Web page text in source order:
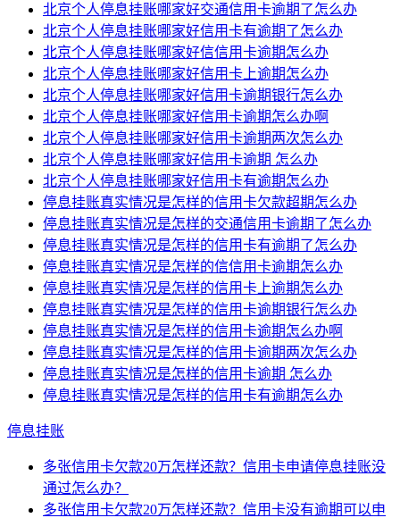
北京个人停息挂账哪家好交通信用卡逾期了怎么办
北京个人停息挂账哪家好信用卡有逾期了怎么办
北京个人停息挂账哪家好信信用卡逾期怎么办
北京个人停息挂账哪家好信用卡上逾期怎么办
北京个人停息挂账哪家好信用卡逾期银行怎么办
北京个人停息挂账哪家好信用卡逾期怎么办啊
北京个人停息挂账哪家好信用卡逾期两次怎么办
北京个人停息挂账哪家好信用卡逾期 怎么办
北京个人停息挂账哪家好信用卡有逾期怎么办
停息挂账真实情况是怎样的信用卡欠款超期怎么办
停息挂账真实情况是怎样的交通信用卡逾期了怎么办
停息挂账真实情况是怎样的信用卡有逾期了怎么办
停息挂账真实情况是怎样的信信用卡逾期怎么办
停息挂账真实情况是怎样的信用卡上逾期怎么办
停息挂账真实情况是怎样的信用卡逾期银行怎么办
停息挂账真实情况是怎样的信用卡逾期怎么办啊
停息挂账真实情况是怎样的信用卡逾期两次怎么办
停息挂账真实情况是怎样的信用卡逾期 怎么办
停息挂账真实情况是怎样的信用卡有逾期怎么办
停息挂账
多张信用卡欠款20万怎样还款？信用卡申请停息挂账没
通过怎么办？
多张信用卡欠款20万怎样还款？信用卡没有逾期可以申